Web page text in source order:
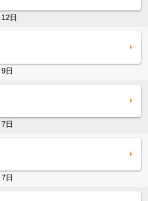
日
日
日
日